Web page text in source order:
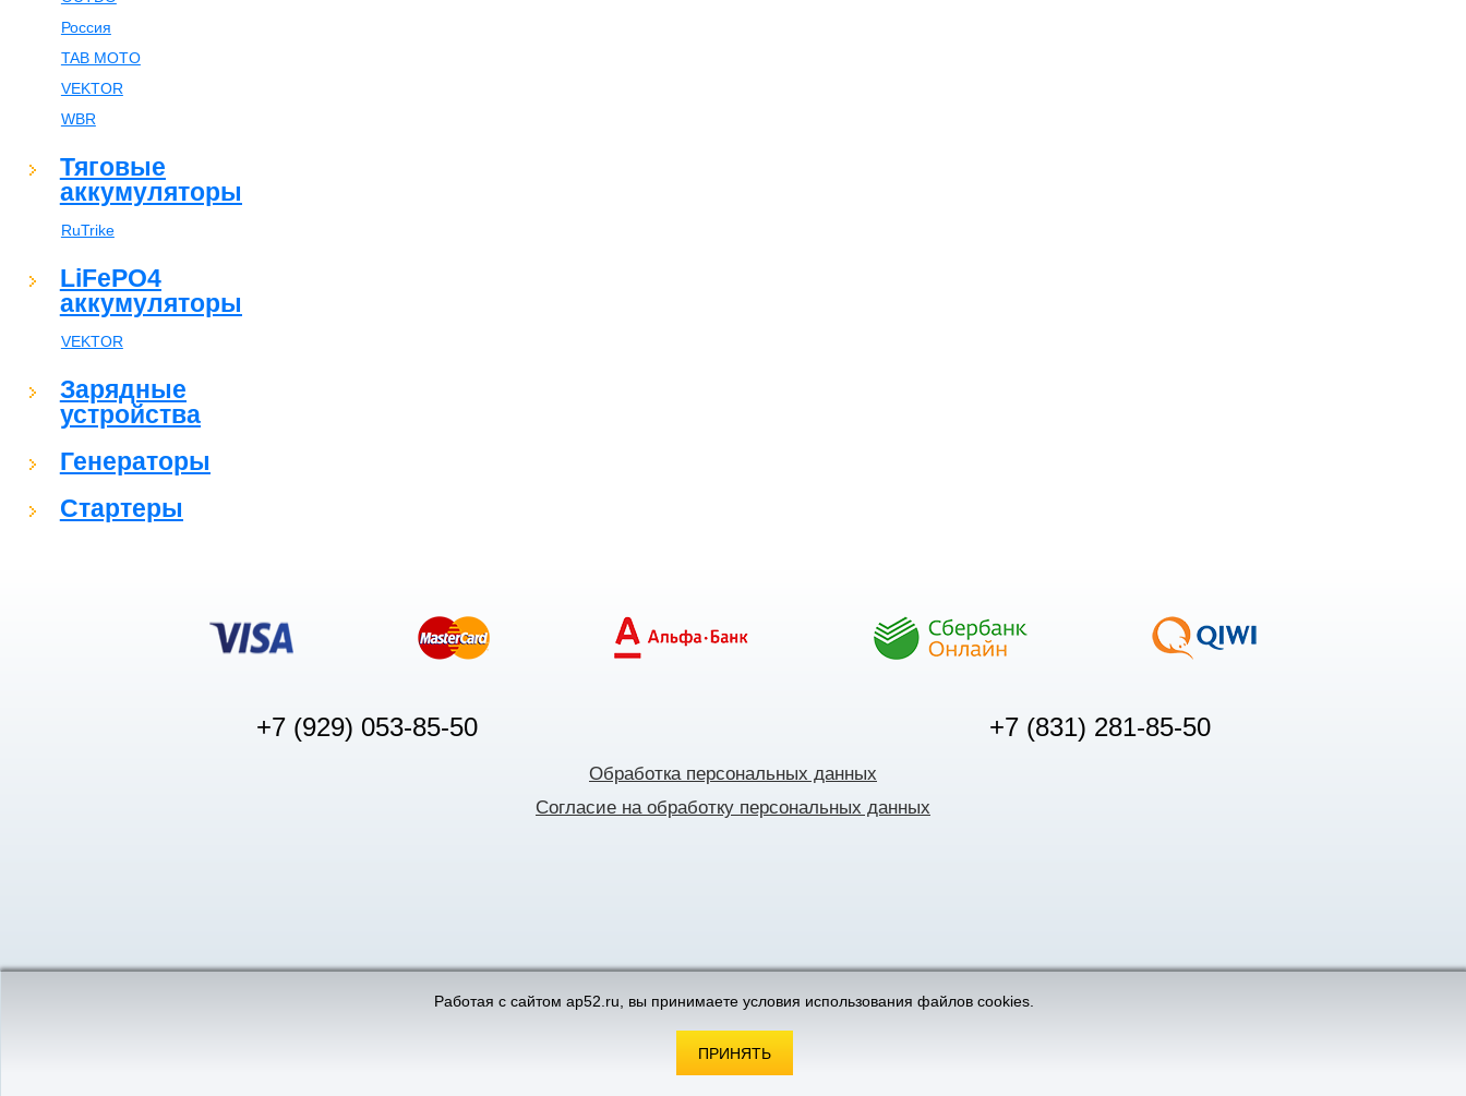
Россия
TAB MOTO
VEKTOR
WBR
Тяговые
аккумуляторы
RuTrike
LiFePO4
аккумуляторы
VEKTOR
Зарядные
устройства
Генераторы
Стартеры
+7 (929) 053-85-50 +7 (831) 281-85-50
Обработка персональных данных
Согласие на обработку персональных данных
Работая с сайтом ap52.ru, вы принимаете условия использования файлов cookies.
ПРИНЯТЬ